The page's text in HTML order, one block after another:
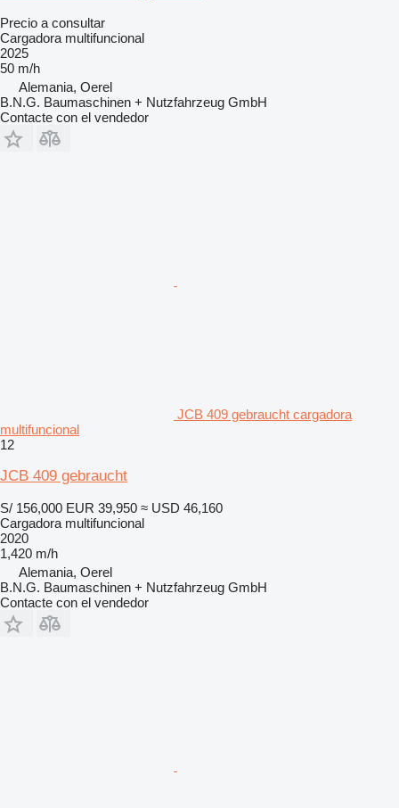
Precio a consultar
Cargadora multifuncional
2025
50 m/h
Alemania, Oerel
B.N.G. Baumaschinen + Nutzfahrzeug GmbH
Contacte con el vendedor
JCB 409 gebraucht cargadora
multifuncional
12
JCB 409 gebraucht
S/ 156,000 EUR 39,950 ≈ USD 46,160
Cargadora multifuncional
2020
1,420 m/h
Alemania, Oerel
B.N.G. Baumaschinen + Nutzfahrzeug GmbH
Contacte con el vendedor